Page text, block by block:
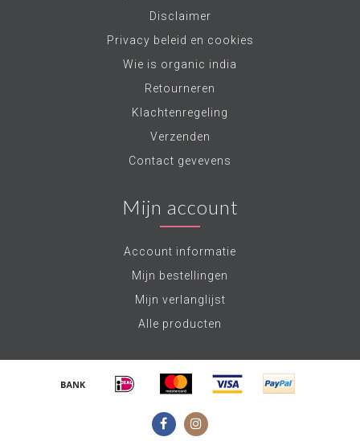
Disclaimer
Privacy beleid en cookies
Wie is organic india
Retourneren
Klachtenregeling
Verzenden
Contact gevevens
Mijn account
Account informatie
Mijn bestellingen
Mijn verlanglijst
Alle producten